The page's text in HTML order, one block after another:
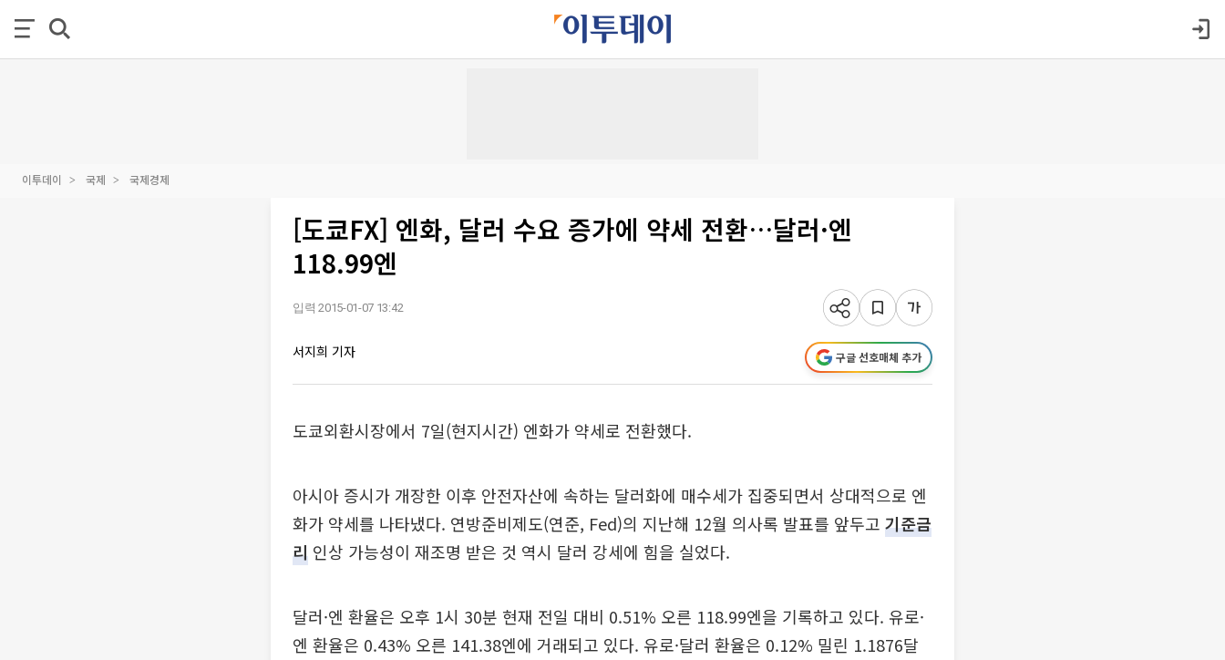
이투데이 국제 국제경제
[도쿄FX] 엔화, 달러 수요 증가에 약세 전환…달러·엔
118.99엔
입력 2015-01-07 13:42
서지희 기자 구글 선호매체 추가
도쿄외환시장에서 7일(현지시간) 엔화가 약세로 전환했다.
아시아 증시가 개장한 이후 안전자산에 속하는 달러화에 매수세가 집중되면서 상대적으로 엔
화가 약세를 나타냈다. 연방준비제도(연준, Fed)의 지난해 12월 의사록 발표를 앞두고 기준금
리 인상 가능성이 재조명 받은 것 역시 달러 강세에 힘을 실었다.
달러·엔 환율은 오후 1시 30분 현재 전일 대비 0.51% 오른 118.99엔을 기록하고 있다. 유로·
엔 환율은 0.43% 오른 141.38엔에 거래되고 있다. 유로·달러 환율은 0.12% 밀린 1.1876달